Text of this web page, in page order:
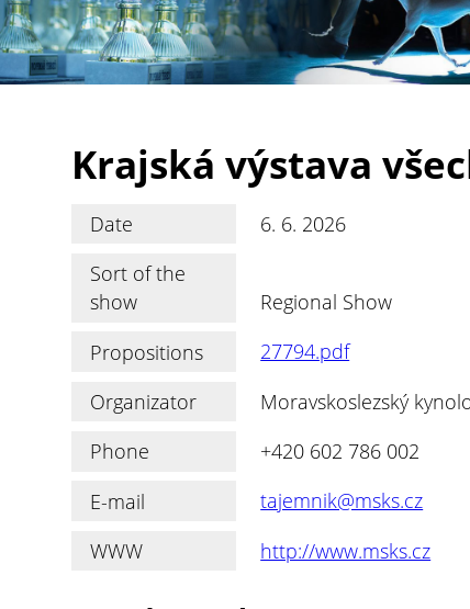
Krajská výstava
Date
6. 6. 2026
Sort of the
show
Regional Show
Propositions
27794.pdf
Organizator
Moravskoslezský
Phone
+420 602 786 002
E-mail
tajemnik@msks.cz
WWW
http://www.msks.cz